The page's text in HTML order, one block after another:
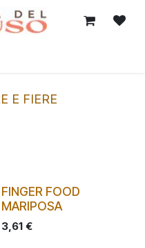
E FIERE
FINGER FOOD
MARIPOSA
3,61€